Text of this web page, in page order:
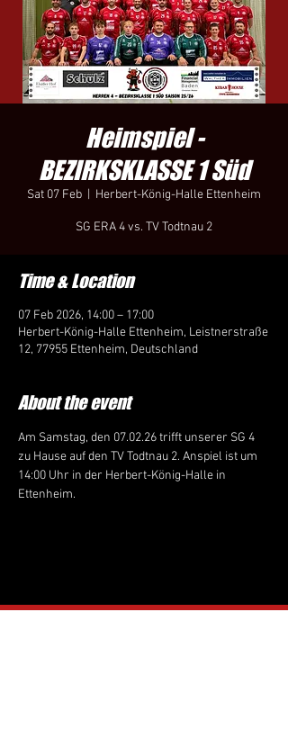
Heimspiel -
BEZIRKSKLASSE 1 Süd
Sat 07 Feb Herbert-König-Halle Ettenheim
SG ERA 4 vs. TV Todtnau 2
Time & Location
07 Feb 2026, 14:00 – 17:00
Herbert-König-Halle Ettenheim, Leistnerstraße
12, 77955 Ettenheim, Deutschland
About the event
Am Samstag, den 07.02.26 trifft unserer SG 4
zu Hause auf den TV Todtnau 2. Anspiel ist um
14:00 Uhr in der Herbert-König-Halle in
Ettenheim.